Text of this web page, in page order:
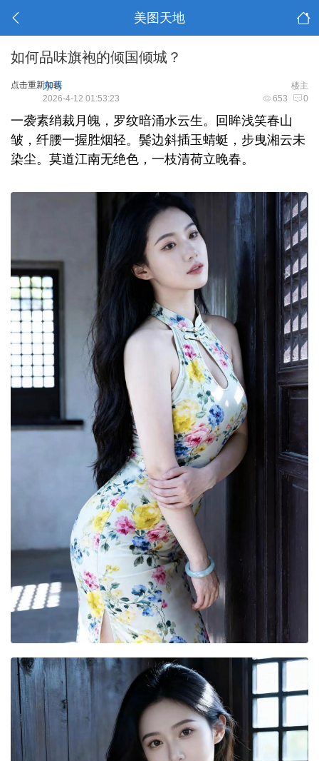
美图天地
如何品味旗袍的倾国倾城？
点击重新加载 楼主
东哥
653 0
2026-4-12 01:53:23
一袭素绡裁月魄，罗纹暗涌水云生。回眸浅笑春山
皱，纤腰一握胜烟轻。鬓边斜插玉蜻蜓，步曳湘云未
染尘。莫道江南无绝色，一枝清荷立晚春。‌